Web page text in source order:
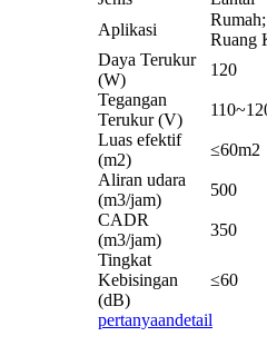
Aplikasi
Ruang
Daya Terukur
(W)
120
Tegangan
Terukur (V)
Luas efektif
(m2)
≤60m2
Aliran udara
(m3/jam)
500
CADR
(m3/jam)
350
Tingkat
Kebisingan
(dB)
≤60
pertanyaandetail